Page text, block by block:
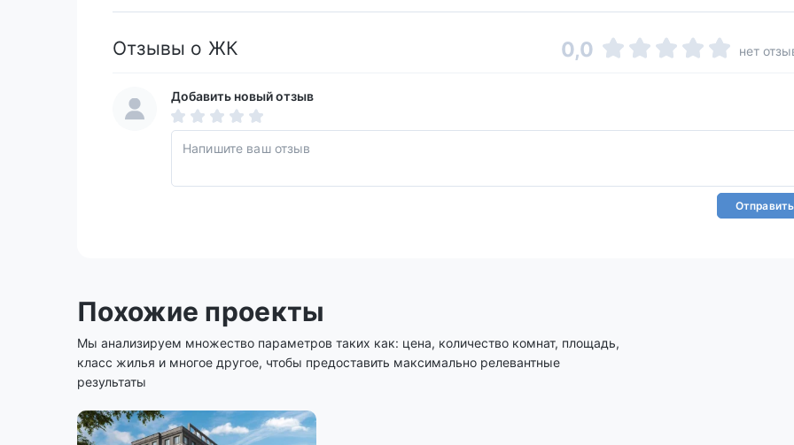
Отзывы о ЖК 0,0 нет
Добавить новый отзыв
Отправить
Похожие проекты
Мы анализируем множество параметров таких как: цена, количество комнат, площадь,
класс жилья и многое другое, чтобы предоставить максимально релевантные
результаты